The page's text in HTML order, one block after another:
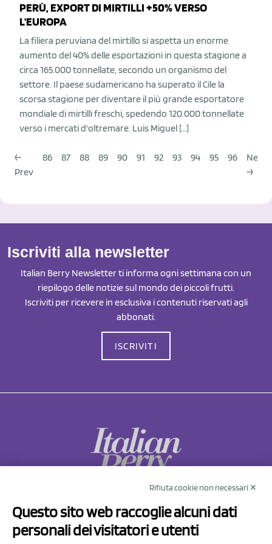
PERÙ, EXPORT DI MIRTILLI +50% VERSO
L'EUROPA
La filiera peruviana del mirtillo si aspetta un enorme
aumento del 40% delle esportazioni in questa stagione a
circa 165.000 tonnellate, secondo un organismo del
settore. Il paese sudamericano ha superato il Cile la
scorsa stagione per diventare il più grande esportatore
mondiale di mirtilli freschi, spedendo 120.000 tonnellate
verso i mercati d'oltremare. Luis Miguel […]
←
Prev
86 87 88 89 90 91 92 93 94 95 96
Next
→
Iscriviti alla newsletter
Italian Berry Newsletter ti informa ogni settimana con un
riepilogo delle notizie sul mondo dei piccoli frutti.
Iscriviti per ricevere in esclusiva i contenuti riservati agli
abbonati.
ISCRIVITI
Via Prov.le Sassuolo Vignola 315/1
41057 Spilamberto (MO)
Rifiuta cookie non necessari ✕
Questo sito web raccoglie alcuni dati
personali dei visitatori e utenti